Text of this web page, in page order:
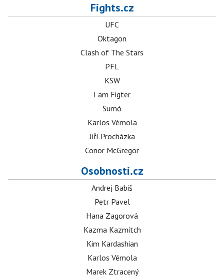
Fights.cz
UFC
Oktagon
Clash of The Stars
PFL
KSW
I am Figter
Sumó
Karlos Vémola
Jiří Procházka
Conor McGregor
Osobnosti.cz
Andrej Babiš
Petr Pavel
Hana Zagorová
Kazma Kazmitch
Kim Kardashian
Karlos Vémola
Marek Ztracený